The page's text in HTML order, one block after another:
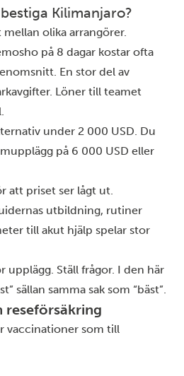
Kilimanjaro?
olika arrangörer.
på 8 dagar kostar ofta
En stor del av
Löner till teamet
under 2 000 USD. Du
på 6 000 USD eller
att priset ser lågt ut.
utbildning, rutiner
till akut hjälp spelar stor
upplägg. Ställ frågor. I den här
sällan samma sak som “bäst”.
reseförsäkring
vaccinationer som till